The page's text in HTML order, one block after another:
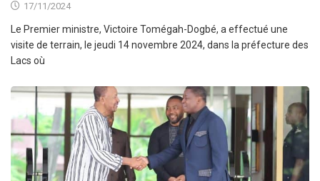
17/11/2024
Le Premier ministre, Victoire Tomégah-Dogbé, a effectué une
visite de terrain, le jeudi 14 novembre 2024, dans la préfecture des
Lacs où